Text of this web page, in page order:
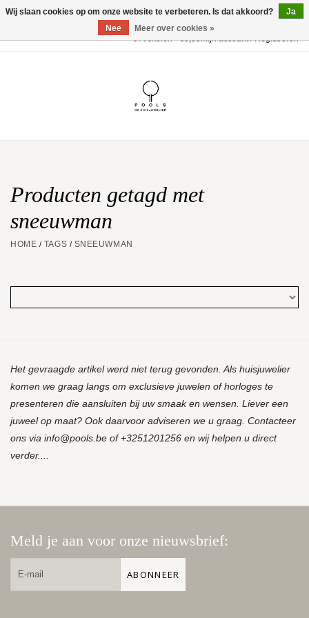
0 Artikelen - €0,00Mijn account / Registreren
Huwelijk
Geschenkbon
Producten getagd met
sneeuwman
HOME / TAGS / SNEEUWMAN
Het gevraagde artikel werd niet terug gevonden. Als huisjuwelier
komen we graag langs om exclusieve juwelen of horloges te
presenteren die aansluiten bij uw smaak en wensen. Liever een
juweel op maat? Ook daarvoor adviseren we u graag. Contacteer
ons via info@pools.be of +3251201256 en wij helpen u direct
verder....
Meld je aan voor onze nieuwsbrief:
ABONNEER
Wij slaan cookies op om onze website te verbeteren. Is dat akkoord?
Ja
Nee
Meer over cookies »